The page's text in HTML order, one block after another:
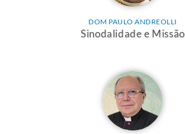
DOM PAULO ANDREOLLI
Sinodalidade e Missão